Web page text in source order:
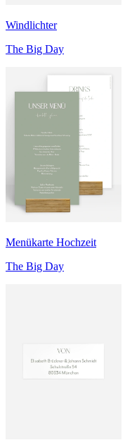
Windlichter
The Big Day
Menükarte Hochzeit
The Big Day